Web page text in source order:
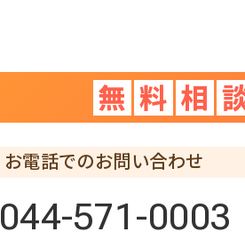
無 料 相
お電話でのお問い合わせ
044-571-0003